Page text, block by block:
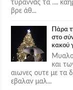
τυραννάς τα ....
βρε άθ...
Πάρα
στο
κακού
Μυαλο
και
αιωνες ουτε με τα
εβαλαν μαλ...